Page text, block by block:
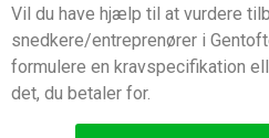
Vil du have hjælp til at vurdere
snedkere/entreprenører i
formulere en kravspecifikation
det, du betaler for.